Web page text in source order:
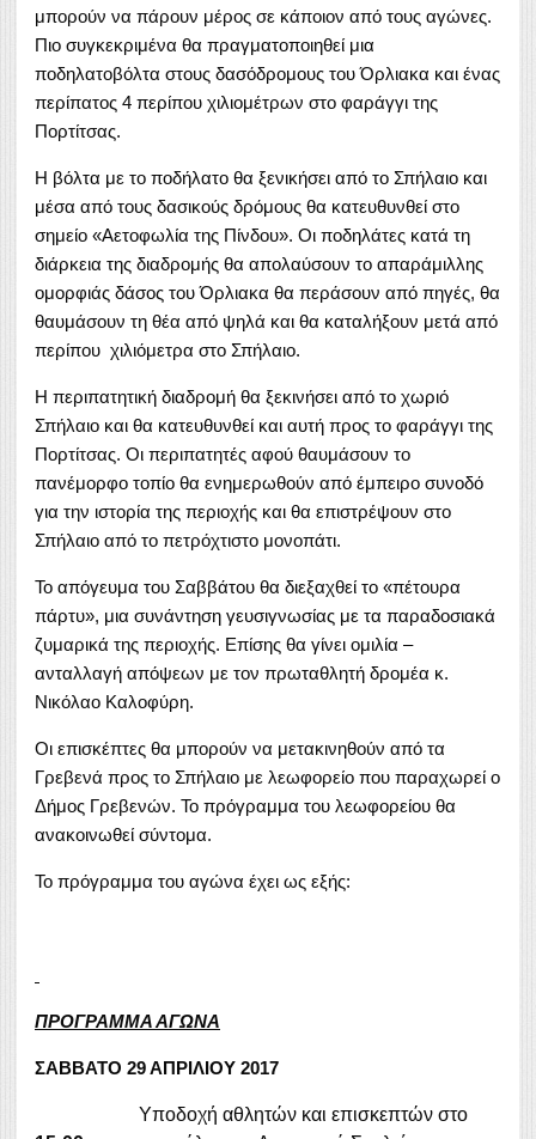
μπορούν να πάρουν μέρος σε κάποιον από τους αγώνες.
Πιο συγκεκριμένα θα πραγματοποιηθεί μια
ποδηλατοβόλτα στους δασόδρομους του Όρλιακα και ένας
περίπατος 4 περίπου χιλιομέτρων στο φαράγγι της
Πορτίτσας.
Η βόλτα με το ποδήλατο θα ξενικήσει από το Σπήλαιο και
μέσα από τους δασικούς δρόμους θα κατευθυνθεί στο
σημείο «Αετοφωλία της Πίνδου». Οι ποδηλάτες κατά τη
διάρκεια της διαδρομής θα απολαύσουν το απαράμιλλης
ομορφιάς δάσος του Όρλιακα θα περάσουν από πηγές, θα
θαυμάσουν τη θέα από ψηλά και θα καταλήξουν μετά από
περίπου χιλιόμετρα στο Σπήλαιο.
Η περιπατητική διαδρομή θα ξεκινήσει από το χωριό
Σπήλαιο και θα κατευθυνθεί και αυτή προς το φαράγγι της
Πορτίτσας. Οι περιπατητές αφού θαυμάσουν το
πανέμορφο τοπίο θα ενημερωθούν από έμπειρο συνοδό
για την ιστορία της περιοχής και θα επιστρέψουν στο
Σπήλαιο από το πετρόχτιστο μονοπάτι.
Το απόγευμα του Σαββάτου θα διεξαχθεί το «πέτουρα
πάρτυ», μια συνάντηση γευσιγνωσίας με τα παραδοσιακά
ζυμαρικά της περιοχής. Επίσης θα γίνει ομιλία –
ανταλλαγή απόψεων με τον πρωταθλητή δρομέα κ.
Νικόλαο Καλοφύρη.
Οι επισκέπτες θα μπορούν να μετακινηθούν από τα
Γρεβενά προς το Σπήλαιο με λεωφορείο που παραχωρεί ο
Δήμος Γρεβενών. Το πρόγραμμα του λεωφορείου θα
ανακοινωθεί σύντομα.
Το πρόγραμμα του αγώνα έχει ως εξής:
ΠΡΟΓΡΑΜΜΑ ΑΓΩΝΑ
ΣΑΒΒΑΤΟ 29 ΑΠΡΙΛΙΟΥ 2017
Υποδοχή αθλητών και επισκεπτών στο